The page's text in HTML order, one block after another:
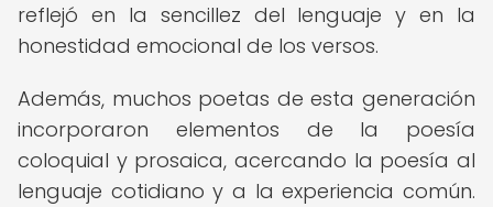
reflejó en la sencillez del lenguaje y en la
honestidad emocional de los versos.
Además, muchos poetas de esta generación
incorporaron elementos de la poesía
coloquial y prosaica, acercando la poesía al
lenguaje cotidiano y a la experiencia común.